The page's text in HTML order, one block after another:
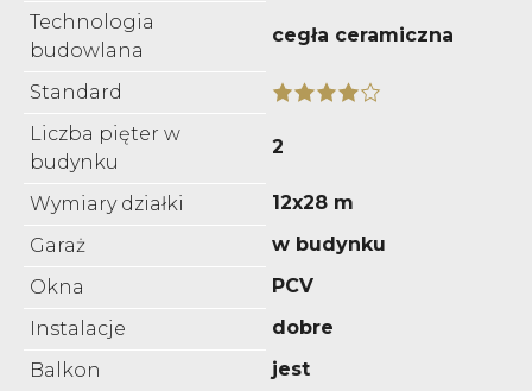
Technologia
budowlana
cegła ceramiczna
Standard
Liczba pięter w
budynku
2
Wymiary działki
12x28 m
Garaż
w budynku
Okna
PCV
Instalacje
dobre
Balkon
jest